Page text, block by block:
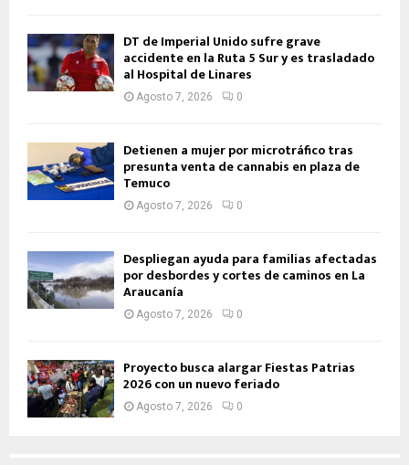
DT de Imperial Unido sufre grave
accidente en la Ruta 5 Sur y es trasladado
al Hospital de Linares
Agosto 7, 2026 0
Detienen a mujer por microtráfico tras
presunta venta de cannabis en plaza de
Temuco
Agosto 7, 2026 0
Despliegan ayuda para familias afectadas
por desbordes y cortes de caminos en La
Araucanía
Agosto 7, 2026 0
Proyecto busca alargar Fiestas Patrias
2026 con un nuevo feriado
Agosto 7, 2026 0